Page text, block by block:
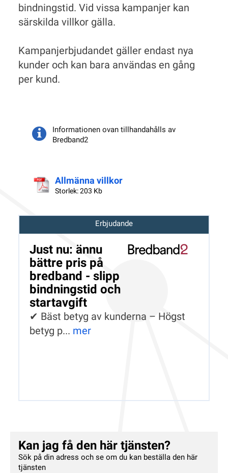
bindningstid. Vid vissa kampanjer kan
särskilda villkor gälla.
Kampanjerbjudandet gäller endast nya
kunder och kan bara användas en gång
per kund.
Informationen ovan tillhandahålls av
Bredband2
Allmänna villkor
Storlek: 203 Kb
Erbjudande
Just nu: ännu
bättre pris på
bredband - slipp
bindningstid och
startavgift
✔ Bäst betyg av kunderna – Högst
betyg p... mer
Kan jag få den här tjänsten?
Sök på din adress och se om du kan beställa den här
tjänsten